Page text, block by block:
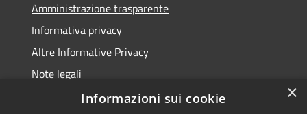
Amministrazione trasparente
Informativa privacy
Altre Informative Privacy
Note legali
Dichiarazione di accessibilità
×
Informazioni sui cookie